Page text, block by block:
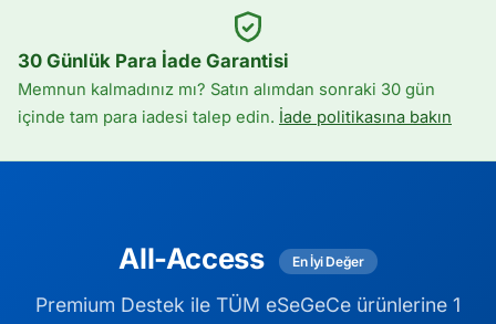
30 Günlük Para İade Garantisi
Memnun kalmadınız mı? Satın alımdan sonraki 30 gün
içinde tam para iadesi talep edin. İade politikasına bakın
All-Access En İyi Değer
Premium Destek ile TÜM eSeGeCe ürünlerine 1